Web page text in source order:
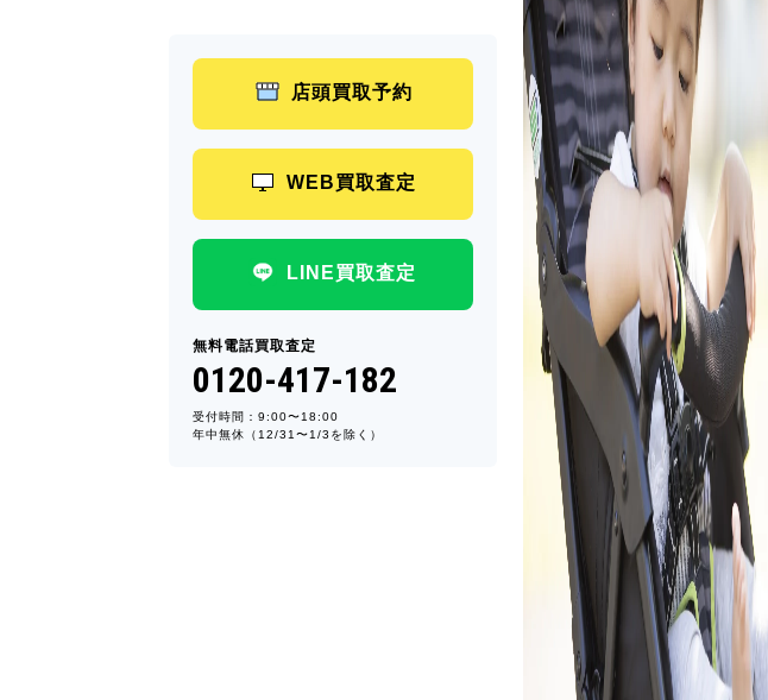
店頭買取予約
WEB買取査定
LINE買取査定
無料電話買取査定
0120-417-182
受付時間：9:00〜18:00
年中無休（12/31〜1/3を除く）